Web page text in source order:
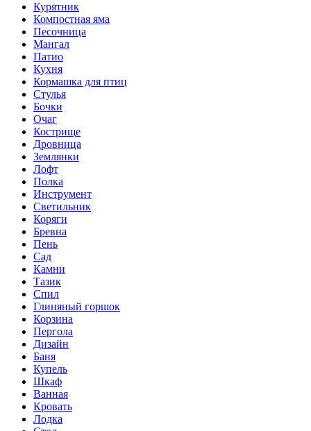
Курятник
Компостная яма
Песочница
Мангал
Патио
Кухня
Кормашка для птиц
Стулья
Бочки
Очаг
Кострище
Дровница
Землянки
Лофт
Полка
Инструмент
Светильник
Коряги
Бревна
Пень
Сад
Камни
Тазик
Спил
Глиняный горшок
Корзина
Пергола
Дизайн
Баня
Купель
Шкаф
Ванная
Кровать
Лодка